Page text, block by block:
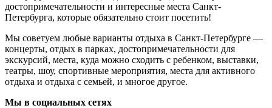
достопримечательности и интересные места Санкт-
Петербурга, которые обязательно стоит посетить!
Мы советуем любые варианты отдыха в Санкт-Петербурге —
концерты, отдых в парках, достопримечательности для
экскурсий, места, куда можно сходить с ребенком, выставки,
театры, шоу, спортивные мероприятия, места для активного
отдыха и отдыха с семьей, и многое другое.
Мы в социальных сетях